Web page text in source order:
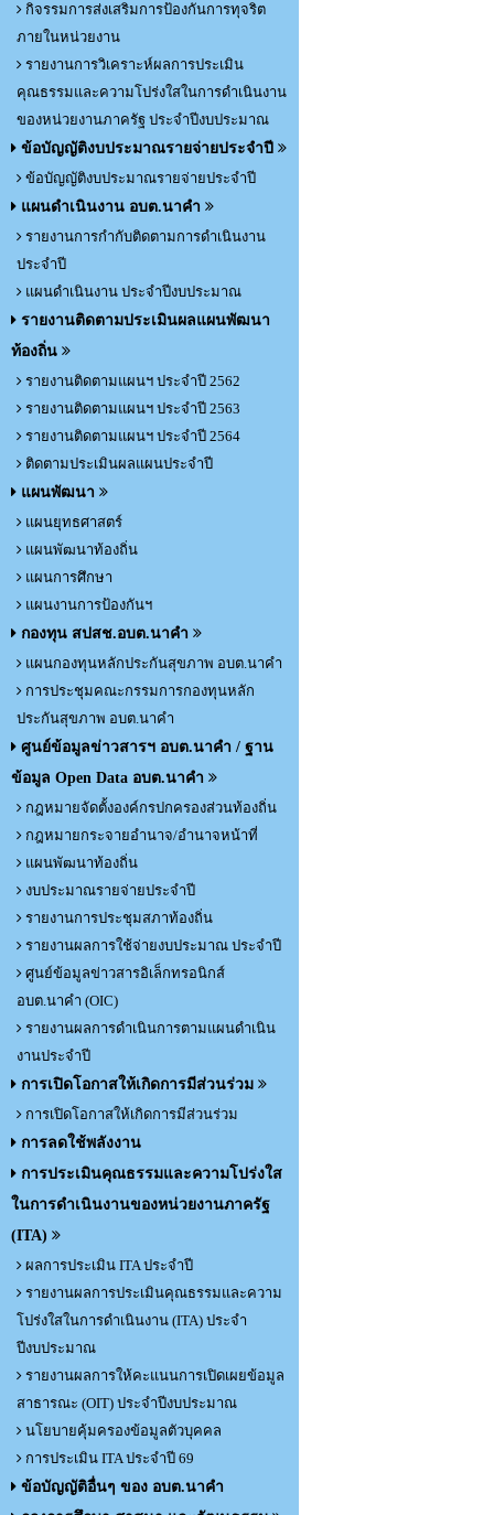
กิจรรมการส่งเสริมการป้องกันการทุจริต
ภายในหน่วยงาน
รายงานการวิเคราะห์ผลการประเมิน
คุณธรรมและความโปร่งใสในการดำเนินงาน
ของหน่วยงานภาครัฐ ประจำปีงบประมาณ
ข้อบัญญัติงบประมาณรายจ่ายประจำปี
ข้อบัญญัติงบประมาณรายจ่ายประจำปี
แผนดำเนินงาน อบต.นาคำ
รายงานการกำกับติดตามการดำเนินงาน
ประจำปี
แผนดำเนินงาน ประจำปีงบประมาณ
รายงานติดตามประเมินผลแผนพัฒนา
ท้องถิ่น
รายงานติดตามแผนฯ ประจำปี 2562
รายงานติดตามแผนฯ ประจำปี 2563
รายงานติดตามแผนฯ ประจำปี 2564
ติดตามประเมินผลแผนประจำปี
แผนพัฒนา
แผนยุทธศาสตร์
แผนพัฒนาท้องถิ่น
แผนการศึกษา
แผนงานการป้องกันฯ
กองทุน สปสช.อบต.นาคำ
แผนกองทุนหลักประกันสุขภาพ อบต.นาคำ
การประชุมคณะกรรมการกองทุนหลัก
ประกันสุขภาพ อบต.นาคำ
ศูนย์ข้อมูลข่าวสารฯ อบต.นาคำ / ฐาน
ข้อมูล Open Data อบต.นาคำ
กฎหมายจัดตั้งองค์กรปกครองส่วนท้องถิ่น
กฎหมายกระจายอำนาจ/อำนาจหน้าที่
แผนพัฒนาท้องถิ่น
งบประมาณรายจ่ายประจำปี
รายงานการประชุมสภาท้องถิ่น
รายงานผลการใช้จ่ายงบประมาณ ประจำปี
ศูนย์ข้อมูลข่าวสารอิเล็กทรอนิกส์
อบต.นาคำ (OIC)
รายงานผลการดำเนินการตามแผนดำเนิน
งานประจำปี
การเปิดโอกาสให้เกิดการมีส่วนร่วม
การเปิดโอกาสให้เกิดการมีส่วนร่วม
การลดใช้พลังงาน
การประเมินคุณธรรมและความโปร่งใส
ในการดำเนินงานของหน่วยงานภาครัฐ
(ITA)
ผลการประเมิน ITA ประจำปี
รายงานผลการประเมินคุณธรรมและความ
โปร่งใสในการดำเนินงาน (ITA) ประจำ
ปีงบประมาณ
รายงานผลการให้คะแนนการเปิดเผยข้อมูล
สาธารณะ (OIT) ประจำปีงบประมาณ
นโยบายคุ้มครองข้อมูลตัวบุคคล
การประเมิน ITA ประจำปี 69
ข้อบัญญัติอื่นๆ ของ อบต.นาคำ